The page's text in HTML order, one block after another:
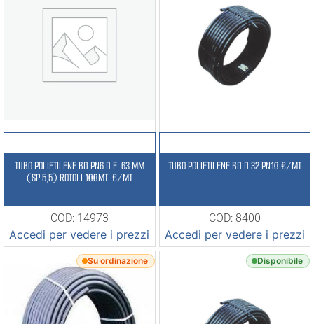
TUBO POLIETILENE BD PN6 D.E. 63 MM
(SP 5,5) ROTOLI 100MT. €/MT
COD: 14973
Accedi per vedere i prezzi
TUBO POLIETILENE BD D.32 PN10 €/MT
COD: 8400
Accedi per vedere i prezzi
Su ordinazione Disponibile